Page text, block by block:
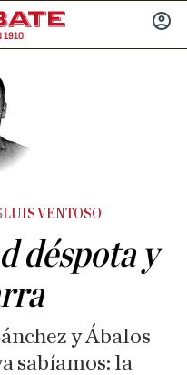
1910
LUIS VENTOSO
déspota y
y Ábalos
sabíamos: la